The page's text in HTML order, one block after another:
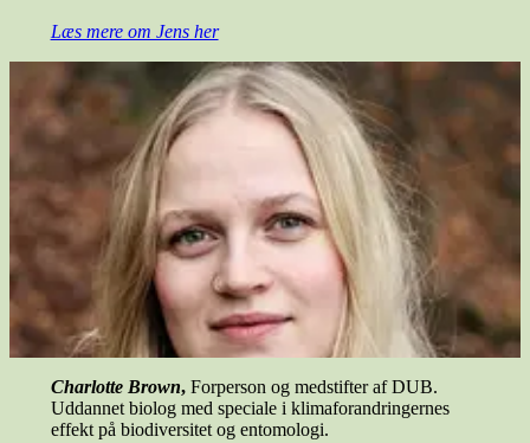
Læs mere om Jens her
Charlotte Brown, Forperson og medstifter af DUB.
Uddannet biolog med speciale i klimaforandringernes
effekt på biodiversitet og entomologi.